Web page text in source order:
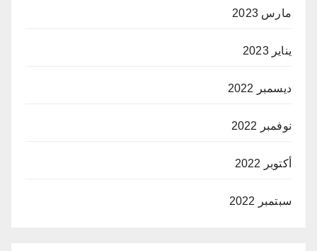
مارس 2023
يناير 2023
ديسمبر 2022
نوفمبر 2022
أكتوبر 2022
سبتمبر 2022